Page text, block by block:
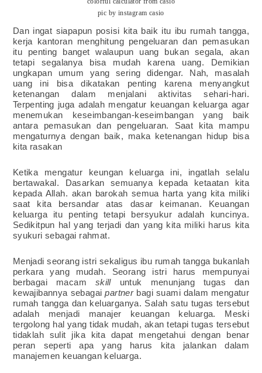
pic by instagram casio
Dan ingat siapapun posisi kita baik itu ibu rumah tangga,
kerja kantoran menghitung pengeluaran dan pemasukan
itu penting banget walaupun uang bukan segala, akan
tetapi segalanya bisa mudah karena uang. Demikian
ungkapan umum yang sering didengar. Nah, masalah
uang ini bisa dikatakan penting karena menyangkut
ketenangan dalam menjalani aktivitas sehari-hari.
Terpenting juga adalah mengatur keuangan keluarga agar
menemukan keseimbangan-keseimbangan yang baik
antara pemasukan dan pengeluaran. Saat kita mampu
mengaturnya dengan baik, maka ketenangan hidup bisa
kita rasakan
Ketika mengatur keungan keluarga ini, ingatlah selalu
bertawakal. Dasarkan semuanya kepada ketaatan kita
kepada Allah. akan barokah semua harta yang kita miliki
saat kita bersandar atas dasar keimanan. Keuangan
keluarga itu penting tetapi bersyukur adalah kuncinya.
Sedikitpun hal yang terjadi dan yang kita miliki harus kita
syukuri sebagai rahmat.
Menjadi seorang istri sekaligus ibu rumah tangga bukanlah
perkara yang mudah. Seorang istri harus mempunyai
berbagai macam skilluntuk menunjang tugas dan
kewajibannya sebagaipartnerbagi suami dalam mengatur
rumah tangga dan keluarganya. Salah satu tugas tersebut
adalah menjadi manajer keuangan keluarga. Meski
tergolong hal yang tidak mudah, akan tetapi tugas tersebut
tidaklah sulit jika kita dapat mengetahui dengan benar
peran seperti apa yang harus kita jalankan dalam
manajemen keuangan keluarga.